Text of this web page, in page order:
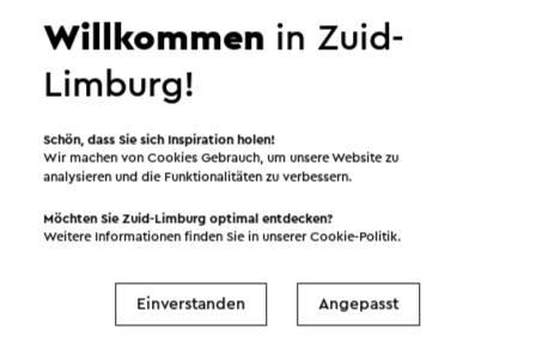
©OpenStreetMap
Willkommen in Zuid-
Limburg!
Schön, dass Sie sich Inspiration holen!
Wir machen von Cookies Gebrauch, um unsere Website zu
analysieren und die Funktionalitäten zu verbessern.
Möchten Sie Zuid-Limburg optimal entdecken?
Weitere Informationen finden Sie in unsererCookie-Politik.
Einverstanden Angepasst